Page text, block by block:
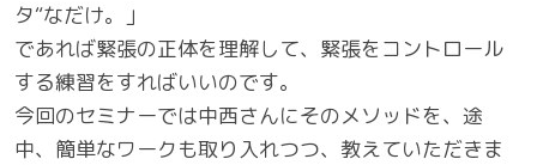
タ“なだけ。」
であれば緊張の正体を理解して、緊張をコントロール
する練習をすればいいのです。
今回のセミナーでは中西さんにそのメソッドを、途
中、簡単なワークも取り入れつつ、教えていただきま